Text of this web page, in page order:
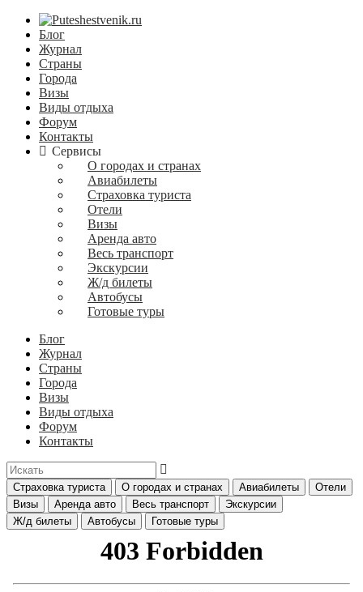
Блог
Журнал
Страны
Города
Визы
Виды отдыха
Форум
Контакты
Сервисы
О городах и странах
Авиабилеты
Страховка туриста
Отели
Визы
Аренда авто
Весь транспорт
Экскурсии
Ж/д билеты
Автобусы
Готовые туры
Блог
Журнал
Страны
Города
Визы
Виды отдыха
Форум
Контакты
Страховка туриста О городах и странах Авиабилеты
Отели
Визы
Аренда авто Весь транспорт
Экскурсии
Ж/д билеты
Автобусы Готовые туры